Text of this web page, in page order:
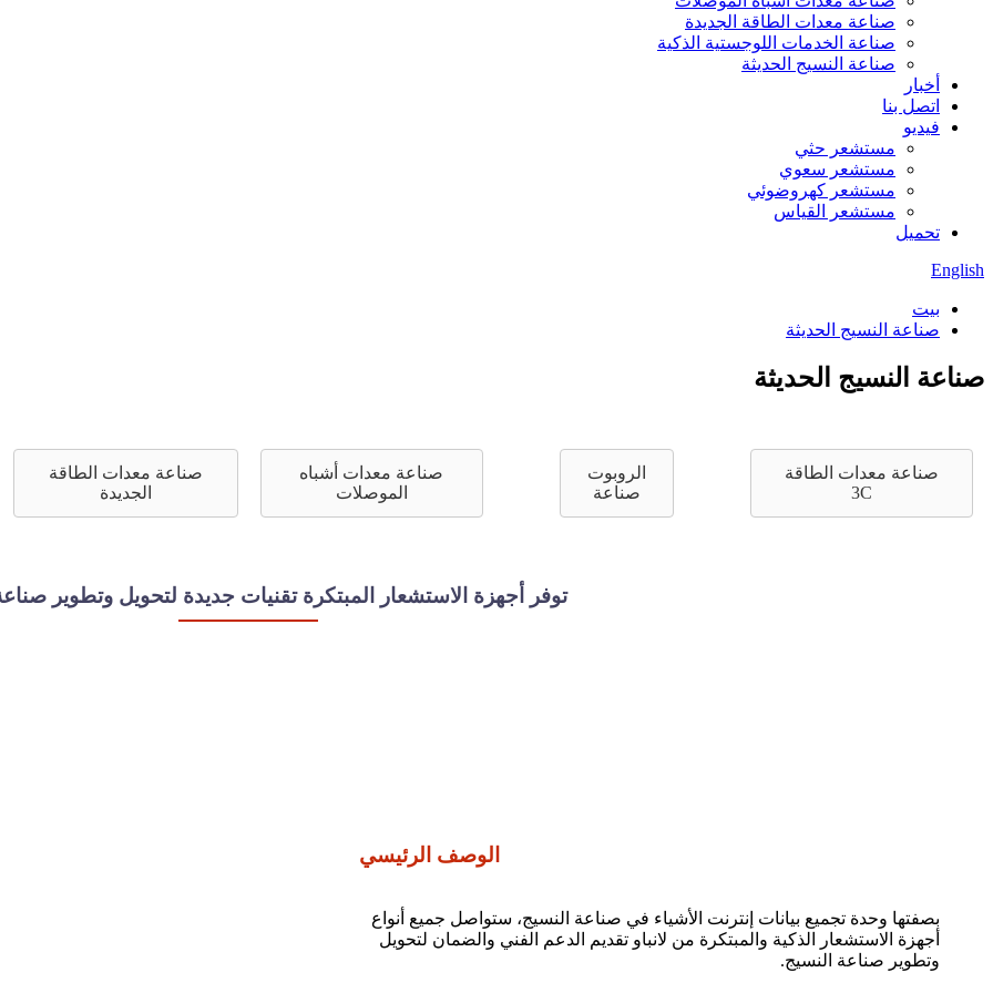
صناعة معدات الطاقة الجديدة
صناعة الخدمات اللوجستية الذكية
صناعة النسيج الحديثة
أخبار
اتصل بنا
فيديو
مستشعر حثي
مستشعر سعوي
مستشعر كهروضوئي
مستشعر القياس
تحميل
English
بيت
صناعة النسيج الحديثة
صناعة النسيج الحديثة
صناعة معدات الطاقة
3C
الروبوت
صناعة
صناعة معدات أشباه
الموصلات
صناعة معدات الطاقة
الجديدة
توفر أجهزة الاستشعار المبتكرة تقنيات جديدة لتحويل وتطوير
الوصف الرئيسي
بصفتها وحدة تجميع بيانات إنترنت الأشياء في صناعة النسيج، ستواصل جميع أنواع
أجهزة الاستشعار الذكية والمبتكرة من لانباو تقديم الدعم الفني والضمان لتحويل
وتطوير صناعة النسيج.